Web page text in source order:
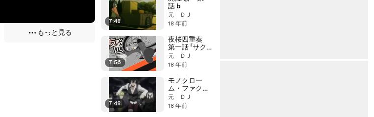
もっと見る
7:48
話 b
元 ＤＪ
18 年前
7:56
夜桜四重奏
第一話 「サクラ
サク」 b
元 ＤＪ
18 年前
7:48
モノクロー
ム・ファクタ
ー 23話 真相の
影 c
元 ＤＪ
18 年前